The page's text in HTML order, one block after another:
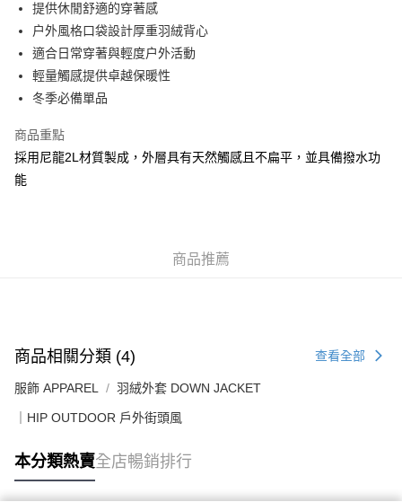
WeChat Pay
送貨方式
付款後順豐合作便利店
提供休閒舒適的穿著感
户外風格口袋設計厚重羽絨背心
適合日常穿著與輕度户外活動
輕量觸感提供卓越保暖性
冬季必備單品
商品重點
採用尼龍2L材質製成，外層具有天然觸感且不扁平，並具備撥水功
能
商品推薦
商品相關分類 (4) 查看全部
服飾 APPAREL 羽絨外套 DOWN JACKET
｜HIP OUTDOOR 戶外街頭風
本分類熱賣全店暢銷排行